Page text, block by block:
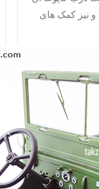
و نیز کمک های